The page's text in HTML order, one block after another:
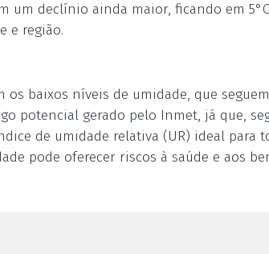
um declínio ainda maior, ficando em 5°C
e região.
baixos níveis de umidade, que
potencial gerado pelo Inmet, já que,
de umidade relativa (UR) ideal para
pode oferecer riscos à saúde e aos